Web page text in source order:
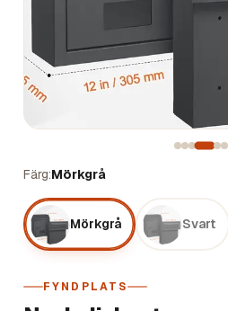
FYNDPLATS
Färg Mörkgrå
Mörkgrå Svart